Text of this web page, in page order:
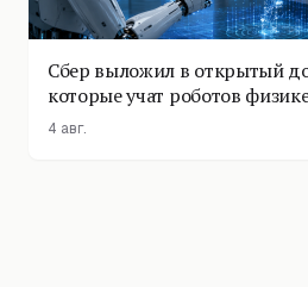
Сбер выложил в открытый
которые учат роботов
4 авг.